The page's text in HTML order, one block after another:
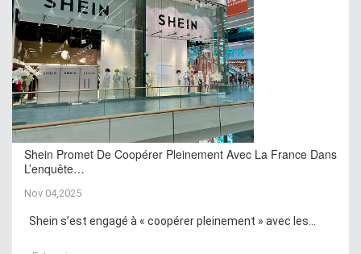
Shein Promet De Coopérer Pleinement Avec La France Dans
L’enquête…
Nov 04,2025
Shein s’est engagé à « coopérer pleinement » avec les...